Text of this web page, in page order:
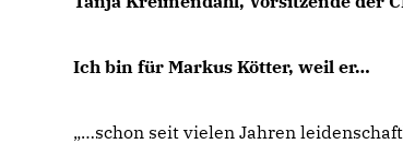
Ich bin für Markus Kötter, weil er
schon seit vielen Jahren